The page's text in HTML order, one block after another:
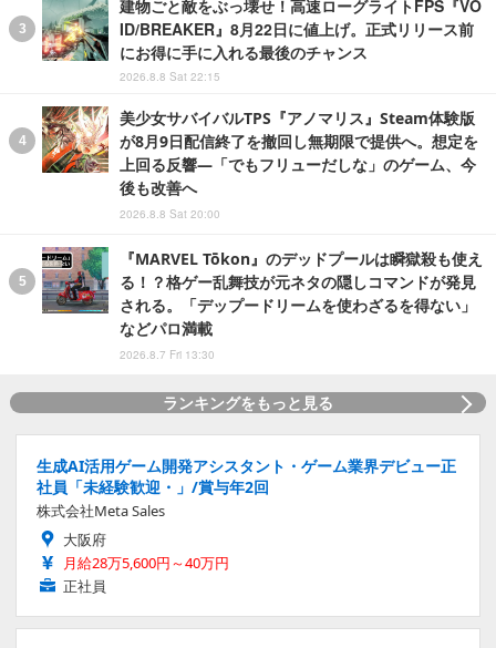
建物ごと敵をぶっ壊せ！高速ローグライトFPS『VO
ID/BREAKER』8月22日に値上げ。正式リリース前
にお得に手に入れる最後のチャンス
2026.8.8 Sat 22:15
美少女サバイバルTPS『アノマリス』Steam体験版
が8月9日配信終了を撤回し無期限で提供へ。想定を
上回る反響―「でもフリューだしな」のゲーム、今
後も改善へ
2026.8.8 Sat 20:00
『MARVEL Tōkon』のデッドプールは瞬獄殺も使え
る！？格ゲー乱舞技が元ネタの隠しコマンドが発見
される。「デップードリームを使わざるを得ない」
などパロ満載
2026.8.7 Fri 13:30
ランキングをもっと見る
生成AI活用ゲーム開発アシスタント・ゲーム業界デビュー正
社員「未経験歓迎・」/賞与年2回
株式会社Meta Sales
大阪府
月給28万5,600円～40万円
正社員